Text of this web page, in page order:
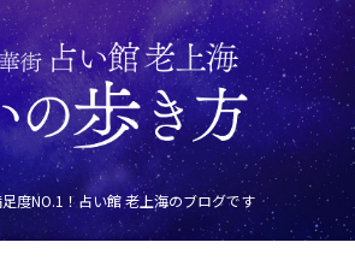
度NO.1！占い館 老上海のブログです